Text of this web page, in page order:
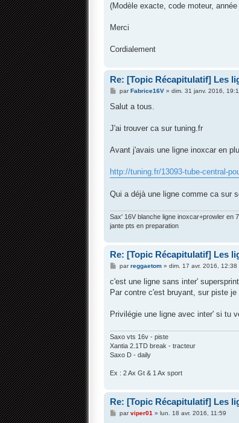
(Modèle exacte, code moteur,
Merci
Cordialement
Re: [Topic Récapitulatif] Les
M
s
g
parFabrice16V» dim. 31 janv. 2016,
Salut a tous.
J'ai trouver ca sur tuning.fr
Avant j'avais une ligne inoxcar en
http://tuning.fr/13093-tube-central-
Qui a déjà une ligne comme ca sur
Sax' 16V blanche ligne inoxcar+prowler en
jante pts en preparation
Re: [Topic Récapitulatif] Les
M
s
a
parreggaetom» dim. 17 avr. 2016, 12:38
c'est une ligne sans inter'
Par contre c'est bruyant, sur piste
Privilégie une ligne avec inter' si tu
Saxo vts 16v - piste
Xantia 2.1TD break - tracteur
Saxo D - daily
Ex : 2 Ax Gt & 1 Ax sport
Re: [Topic Récapitulatif] Les
Mparviper01» lun. 18 avr. 2016, 11:59